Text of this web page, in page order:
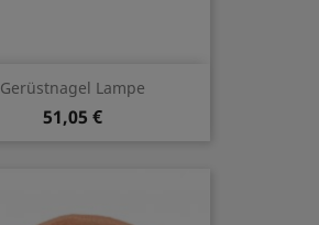
Gerüstnagel Lampe
51,05 €